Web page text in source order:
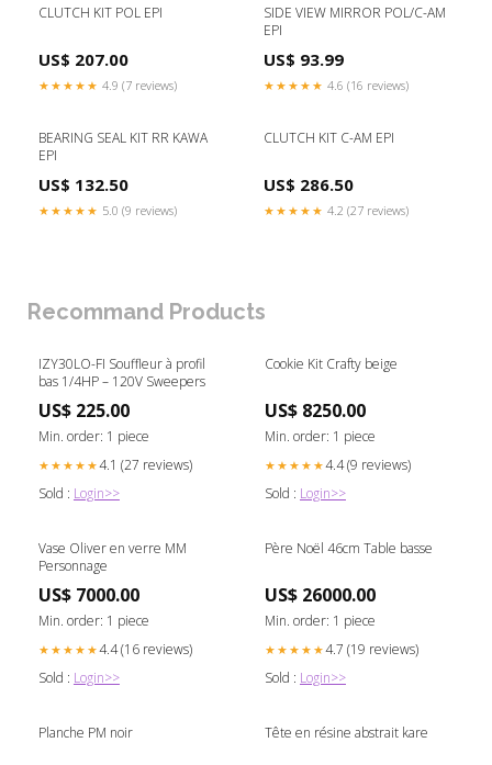
CLUTCH KIT POL EPI
US$ 207.00
★★★★★ 4.9 (7 reviews)
SIDE VIEW MIRROR POL/C-AM
EPI
US$ 93.99
★★★★★ 4.6 (16 reviews)
BEARING SEAL KIT RR KAWA
EPI
US$ 132.50
★★★★★ 5.0 (9 reviews)
CLUTCH KIT C-AM EPI
US$ 286.50
★★★★★ 4.2 (27 reviews)
Recommand Products
IZY30LO-FI Souffleur à profil
bas 1/4HP – 120V Sweepers
US$ 225.00
Min. order: 1 piece
★★★★★4.1 (27 reviews)
Sold : Login>>
Cookie Kit Crafty beige
US$ 8250.00
Min. order: 1 piece
★★★★★4.4 (9 reviews)
Sold : Login>>
Vase Oliver en verre MM
Personnage
US$ 7000.00
Min. order: 1 piece
★★★★★4.4 (16 reviews)
Sold : Login>>
Père Noël 46cm Table basse
US$ 26000.00
Min. order: 1 piece
★★★★★4.7 (19 reviews)
Sold : Login>>
Planche PM noir Tête en résine abstrait kare